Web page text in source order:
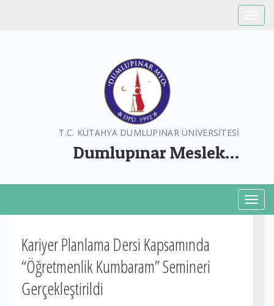
T.C. KÜTAHYA DUMLUPINAR ÜNİVERSİTESİ
Dumlupınar Meslek
Kariyer Planlama Dersi Kapsamında
“Öğretmenlik Kumbaram” Semineri
Gerçekleştirildi